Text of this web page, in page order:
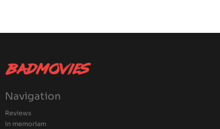
Navigation
Reviews
In memoriam